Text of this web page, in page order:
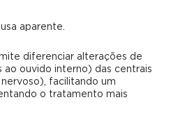
aparente.
diferenciar alterações de
ao ouvido interno) das centrais
facilitando um
o tratamento mais